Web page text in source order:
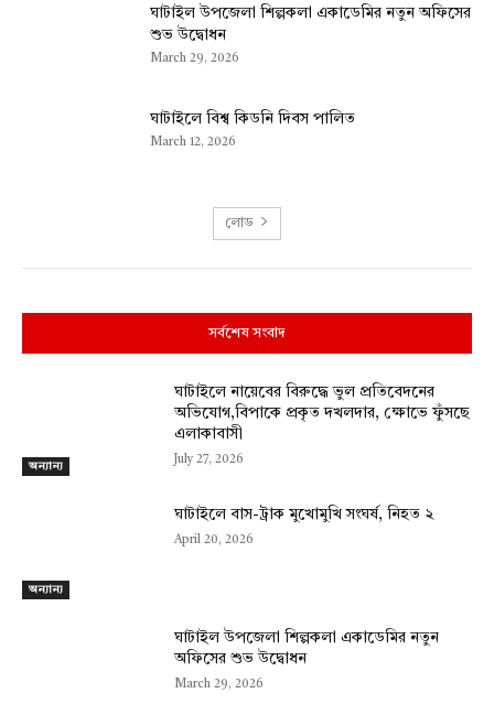
ঘাটাইল উপজেলা শিল্পকলা একাডেমির নতুন অফিসের
শুভ উদ্বোধন
March 29, 2026
ঘাটাইলে বিশ্ব কিডনি দিবস পালিত
March 12, 2026
লোড
সর্বশেষ সংবাদ
অন্যান্য
ঘাটাইলে নায়েবের বিরুদ্ধে ভুল প্রতিবেদনের
অভিযোগ,বিপাকে প্রকৃত দখলদার, ক্ষোভে ফুঁসছে
এলাকাবাসী
July 27, 2026
অন্যান্য
ঘাটাইলে বাস-ট্রাক মুখোমুখি সংঘর্ষ, নিহত ২
April 20, 2026
ঘাটাইল উপজেলা শিল্পকলা একাডেমির নতুন
অফিসের শুভ উদ্বোধন
March 29, 2026